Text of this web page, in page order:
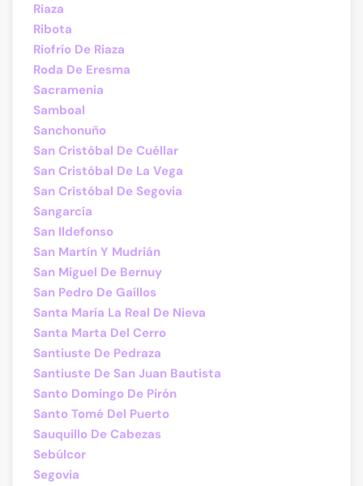
Riaza
Ribota
Riofrío De Riaza
Roda De Eresma
Sacramenia
Samboal
Sanchonuño
San Cristóbal De Cuéllar
San Cristóbal De La Vega
San Cristóbal De Segovia
Sangarcía
San Ildefonso
San Martín Y Mudrián
San Miguel De Bernuy
San Pedro De Gaíllos
Santa María La Real De Nieva
Santa Marta Del Cerro
Santiuste De Pedraza
Santiuste De San Juan Bautista
Santo Domingo De Pirón
Santo Tomé Del Puerto
Sauquillo De Cabezas
Sebúlcor
Segovia